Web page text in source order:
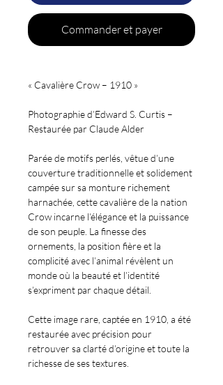
Commander et payer
« Cavalière Crow – 1910 »
Photographie d’Edward S. Curtis –
Restaurée par Claude Alder
Parée de motifs perlés, vêtue d’une
couverture traditionnelle et solidement
campée sur sa monture richement
harnachée, cette cavalière de la nation
Crow incarne l’élégance et la puissance
de son peuple. La finesse des
ornements, la position fière et la
complicité avec l’animal révèlent un
monde où la beauté et l’identité
s’expriment par chaque détail.
Cette image rare, captée en 1910, a été
restaurée avec précision pour
retrouver sa clarté d’origine et toute la
richesse de ses textures.